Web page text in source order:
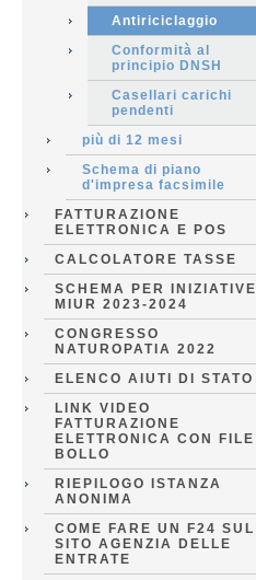
Antiriciclaggio
Conformità al
principio DNSH
Casellari carichi
pendenti
più di 12 mesi
Schema di piano
d'impresa facsimile
FATTURAZIONE
ELETTRONICA E POS
CALCOLATORE TASSE
SCHEMA PER INIZIATIVE
MIUR 2023-2024
CONGRESSO
NATUROPATIA 2022
ELENCO AIUTI DI STATO
LINK VIDEO
FATTURAZIONE
ELETTRONICA CON FILE
BOLLO
RIEPILOGO ISTANZA
ANONIMA
COME FARE UN F24 SUL
SITO AGENZIA DELLE
ENTRATE